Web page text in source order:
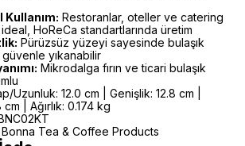
Restoranlar, oteller ve catering
HoReCa standartlarında üretim
Pürüzsüz yüzeyi sayesinde bulaşık
yıkanabilir
Mikrodalga fırın ve ticari bulaşık
Uzunluk: 12.0 cm | Genişlik: 12.8 cm |
| Ağırlık: 0.174 kg
Bonna Tea & Coffee Products